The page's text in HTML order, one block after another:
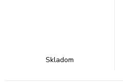
Skladom